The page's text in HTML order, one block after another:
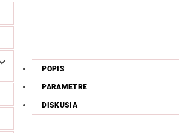
POPIS
PARAMETRE
DISKUSIA